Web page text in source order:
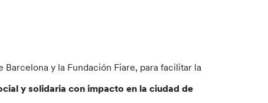
y la Fundación Fiare, para facilitar la
y solidaria con impacto en la ciudad de